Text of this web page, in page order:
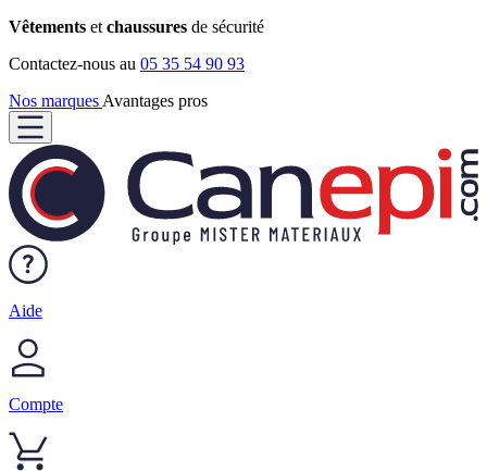
Vêtements et chaussures de sécurité
Contactez-nous au 05 35 54 90 93
Nos marques Avantages pros
Aide
Compte